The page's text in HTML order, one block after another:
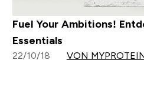
Fuel Your Ambitions!
Essentials
22/10/18 VON